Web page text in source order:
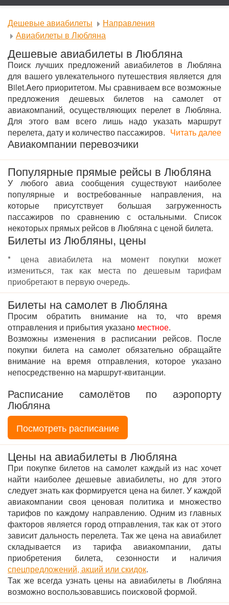
Дешевые авиабилеты
Направления
Авиабилеты в Любляна
Дешевые авиабилеты в Любляна
Поиск лучших предложений авиабилетов в Любляна
для вашего увлекательного путешествия является для
Bilet.Aero приоритетом. Мы сравниваем все возможные
предложения дешевых билетов на самолет от
авиакомпаний, осуществляющих перелет в Любляна.
Для этого вам всего лишь надо указать маршрут
перелета, дату и количество пассажиров. Читать далее
Авиакомпании перевозчики
Популярные прямые рейсы в Любляна
У любого авиа сообщения существуют наиболее
популярные и востребованные направления, на
которые присутствует большая загруженность
пассажиров по сравнению с остальными. Список
некоторых прямых рейсов в Любляна с ценой билета.
Билеты из Любляны, цены
* цена авиабилета на момент покупки может
измениться, так как места по дешевым тарифам
приобретают в первую очередь.
Билеты на самолет в Любляна
Просим обратить внимание на то, что время
отправления и прибытия указано местное.
Возможны изменения в расписании рейсов. После
покупки билета на самолет обязательно обращайте
внимание на время отправления, которое указано
непосредственно на маршрут-квитанции.
Расписание самолётов по аэропорту
Любляна
Посмотреть расписание
Цены на авиабилеты в Любляна
При покупке билетов на самолет каждый из нас хочет
найти наиболее дешевые авиабилеты, но для этого
следует знать как формируется цена на билет. У каждой
авиакомпании своя ценовая политика и множество
тарифов по каждому направлению. Одним из главных
факторов является город отправления, так как от этого
зависит дальность перелета. Так же цена на авиабилет
складывается из тарифа авиакомпании, даты
приобретения билета, сезонности и наличия
спецпредложений, акций или скидок.
Так же всегда узнать цены на авиабилеты в Любляна
возможно воспользовавшись поисковой формой.